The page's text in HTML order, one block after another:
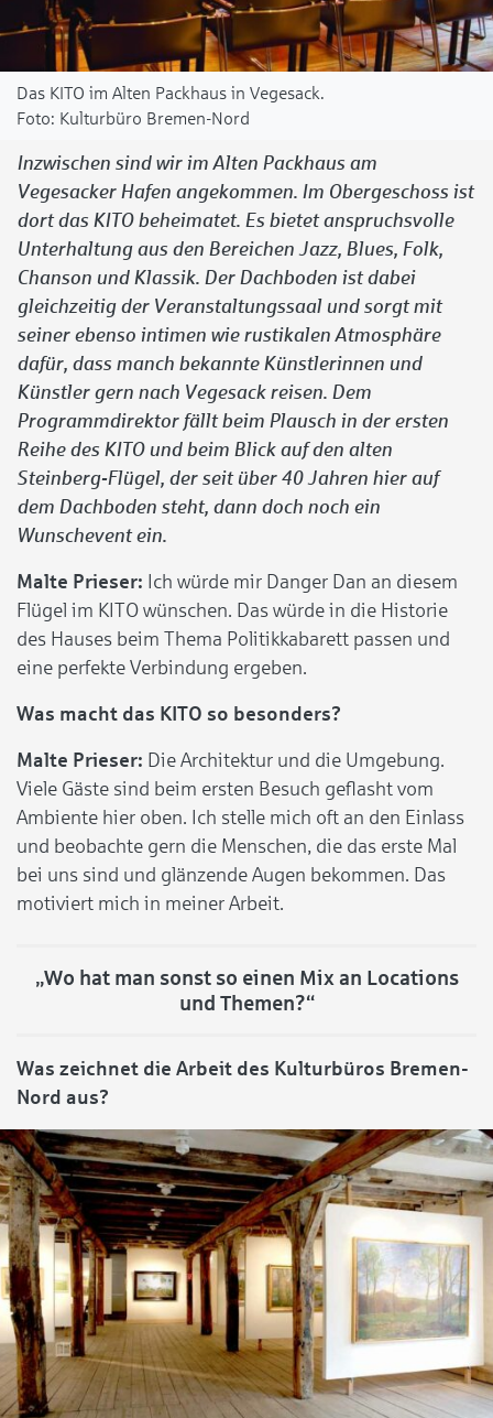
Das KITO im Alten Packhaus in Vegesack.
Kulturbüro Bremen-Nord
Inzwischen sind wir im Alten Packhaus am
Vegesacker Hafen angekommen. Im Obergeschoss ist
dort das KITO beheimatet. Es bietet anspruchsvolle
Unterhaltung aus den Bereichen Jazz, Blues, Folk,
Chanson und Klassik. Der Dachboden ist dabei
gleichzeitig der Veranstaltungssaal und sorgt mit
seiner ebenso intimen wie rustikalen Atmosphäre
dafür, dass manch bekannte Künstlerinnen und
Künstler gern nach Vegesack reisen. Dem
Programmdirektor fällt beim Plausch in der ersten
Reihe des KITO und beim Blick auf den alten
Steinberg-Flügel, der seit über 40 Jahren hier auf
dem Dachboden steht, dann doch noch ein
Wunschevent ein.
Malte Prieser: Ich würde mir Danger Dan an diesem
Flügel im KITO wünschen. Das würde in die Historie
des Hauses beim Thema Politikkabarett passen und
eine perfekte Verbindung ergeben.
Was macht das KITO so besonders?
Malte Prieser: Die Architektur und die Umgebung.
Viele Gäste sind beim ersten Besuch geflasht vom
Ambiente hier oben. Ich stelle mich oft an den Einlass
und beobachte gern die Menschen, die das erste Mal
bei uns sind und glänzende Augen bekommen. Das
motiviert mich in meiner Arbeit.
„Wo hat man sonst so einen Mix an Locations
und Themen?“
Was zeichnet die Arbeit des Kulturbüros Bremen-
Nord aus?